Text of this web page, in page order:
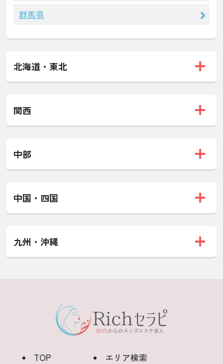
群馬県
北海道・東北
関西
中部
中国・四国
九州・沖縄
TOP エリア検索